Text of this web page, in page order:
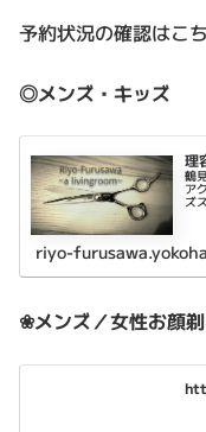
予約状況の確認はこ
◎メンズ・キッズ
理
鶴
ア
ズ
燥
riyo-
❀メンズ／女性お顔